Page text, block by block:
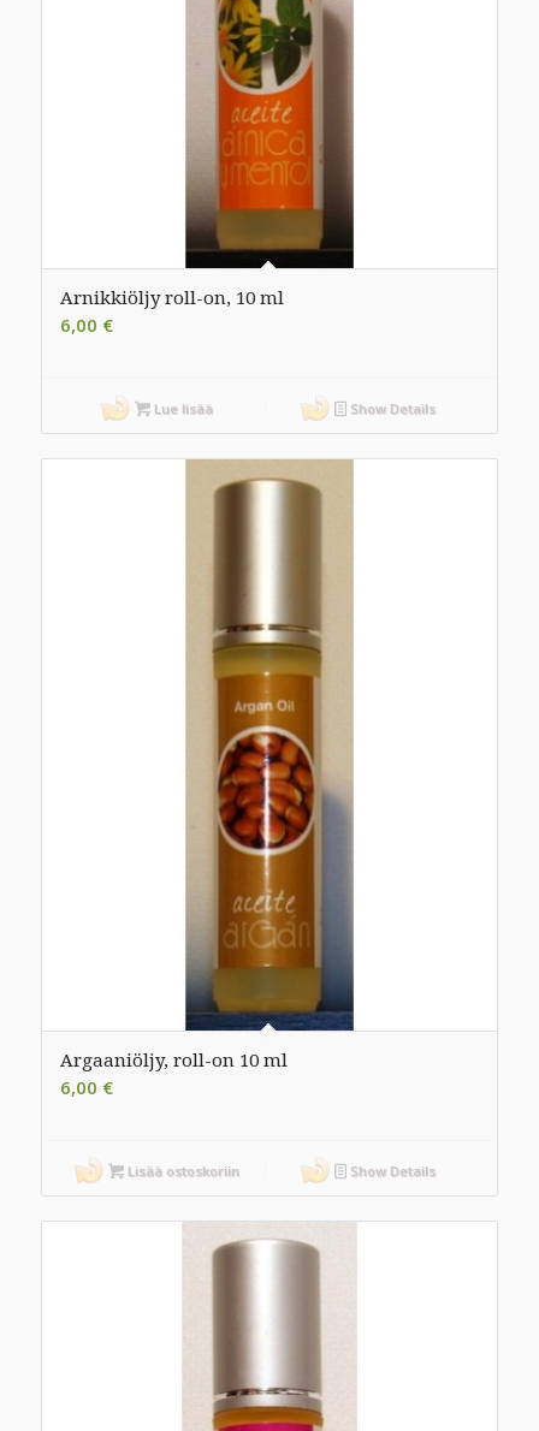
Arnikkiöljy roll-on, 10 ml
6,00 €
Lue lisää Show Details
Argaaniöljy, roll-on 10 ml
6,00 €
Lisää ostoskoriin Show Details